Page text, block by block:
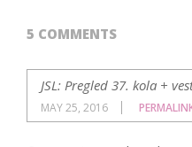
5 COMMENTS
JSL: Pregled 37. kola +
MAY 25, 2016